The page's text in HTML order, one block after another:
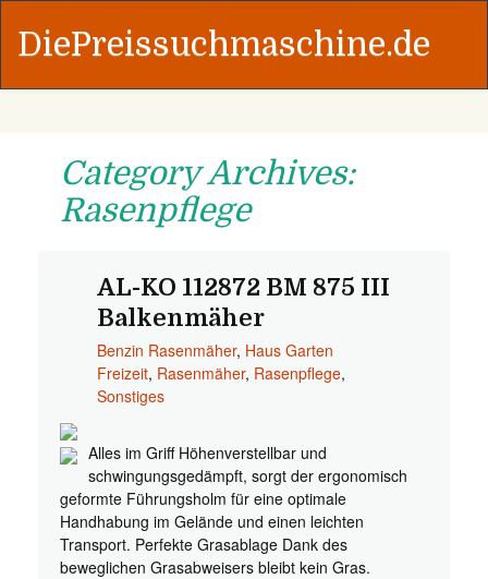
DiePreissuchmaschine.de
Category Archives:
Rasenpflege
AL-KO 112872 BM 875 III
Balkenmäher
Benzin Rasenmäher, Haus Garten
Freizeit, Rasenmäher, Rasenpflege,
Sonstiges
Alles im Griff Höhenverstellbar und
schwingungsgedämpft, sorgt der ergonomisch
geformte Führungsholm für eine optimale
Handhabung im Gelände und einen leichten
Transport. Perfekte Grasablage Dank des
beweglichen Grasabweisers bleibt kein Gras.